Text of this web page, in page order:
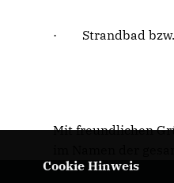
· Strandbad bzw.
Mit freundlichen
Cookie Hinweis